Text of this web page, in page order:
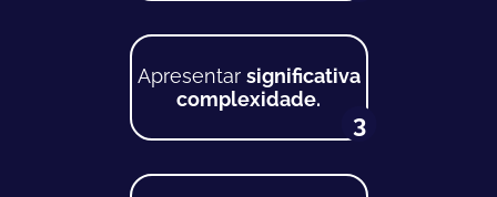
Apresentar significativa
complexidade.
3